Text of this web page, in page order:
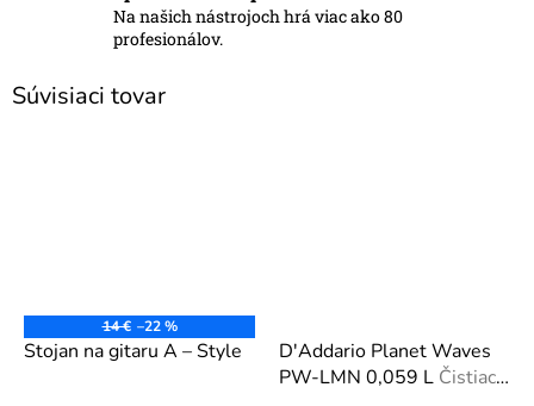
Na našich nástrojoch hrá viac ako 80
profesionálov.
Súvisiaci tovar
14 € –22 %
Stojan na gitaru A – Style
D'Addario Planet Waves
PW-LMN 0,059 L Čistiaci